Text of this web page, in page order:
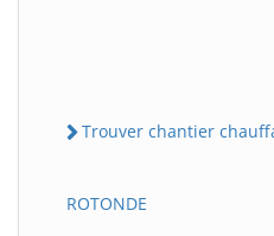
Trouver chantier
ROTONDE